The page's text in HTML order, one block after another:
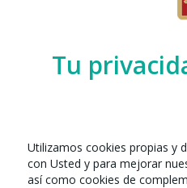
Tu
Utilizamos cookies propias y
con Usted y para mejorar
así como cookies de
de seguir fomentando la
los trabajos ha corrido a
y Paralímpicos de
del evento.
por la Asociación
el Extranjero del Gobierno
de Niños de China, el